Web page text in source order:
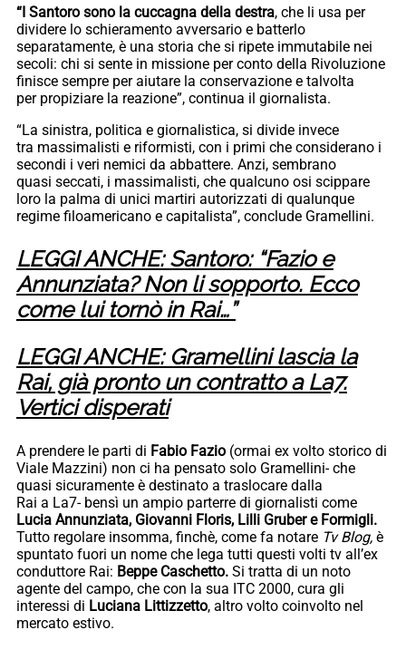
“I Santoro sono la cuccagna della destra, che li usa per
dividere lo schieramento avversario e batterlo
separatamente, è una storia che si ripete immutabile nei
secoli: chi si sente in missione per conto della Rivoluzione
finisce sempre per aiutare la conservazione e talvolta
per propiziare la reazione”, continua il giornalista.
“La sinistra, politica e giornalistica, si divide invece
tra massimalisti e riformisti, con i primi che considerano i
secondi i veri nemici da abbattere. Anzi, sembrano
quasi seccati, i massimalisti, che qualcuno osi scippare
loro la palma di unici martiri autorizzati di qualunque
regime filoamericano e capitalista”, conclude Gramellini.
LEGGI ANCHE: Santoro: “Fazio e
Annunziata? Non li sopporto. Ecco
come lui tornò in Rai…”
LEGGI ANCHE: Gramellini lascia la
Rai, già pronto un contratto a La7.
Vertici disperati
A prendere le parti di Fabio Fazio (ormai ex volto storico di
Viale Mazzini) non ci ha pensato solo Gramellini- che
quasi sicuramente è destinato a traslocare dalla
Rai a La7- bensì un ampio parterre di giornalisti come
Lucia Annunziata, Giovanni Floris, Lilli Gruber e Formigli.
Tutto regolare insomma, finchè, come fa notare Tv Blog, è
spuntato fuori un nome che lega tutti questi volti tv all’ex
conduttore Rai: Beppe Caschetto. Si tratta di un noto
agente del campo, che con la sua ITC 2000, cura gli
interessi di Luciana Littizzetto, altro volto coinvolto nel
mercato estivo.